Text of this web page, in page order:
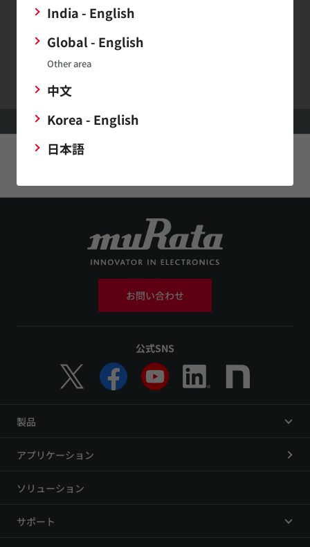
India - English
Global - English
Other area
中文
Korea - English
日本語
村田製作所ウェブサイトへのご意見・ご要望
HOME サポート FAQ マイクロメカトロに関するよくあるご質問
お問い合わせ
公式SNS
製品
アプリケーション
ソリューション
サポート